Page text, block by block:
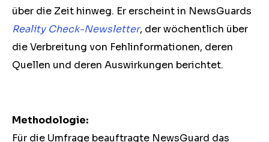
über die Zeit hinweg. Er erscheint in NewsGuards
Reality Check-Newsletter, der wöchentlich über
die Verbreitung von Fehlinformationen, deren
Quellen und deren Auswirkungen berichtet.
Methodologie:
Für die Umfrage beauftragte NewsGuard das